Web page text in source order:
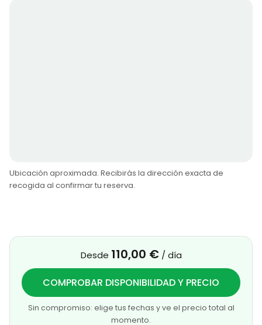
Ubicación aproximada. Recibirás la dirección exacta de
recogida al confirmar tu reserva.
Desde 110,00 € / día
COMPROBAR DISPONIBILIDAD Y PRECIO
Sin compromiso: elige tus fechas y ve el precio total al
momento.